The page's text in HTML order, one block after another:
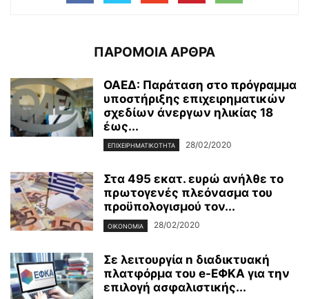
ΠΑΡΟΜΟΙΑ ΑΡΘΡΑ
ΟΑΕΔ: Παράταση στο πρόγραμμα
υποστήριξης επιχειρηματικών
σχεδίων άνεργων ηλικίας 18
έως...
ΕΠΙΧΕΙΡΗΜΑΤΙΚΌΤΗΤΑ 28/02/2020
Στα 495 εκατ. ευρώ ανήλθε το
πρωτογενές πλεόνασμα του
προϋπολογισμού τον...
ΟΙΚΟΝΟΜΊΑ 28/02/2020
Σε λειτουργία n διαδικτυακή
πλατφόρμα του e-ΕΦΚΑ για την
επιλογή ασφαλιστικής...